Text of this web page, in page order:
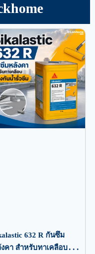
632 R กันซึม
คา สำหรับทาเคลือบ